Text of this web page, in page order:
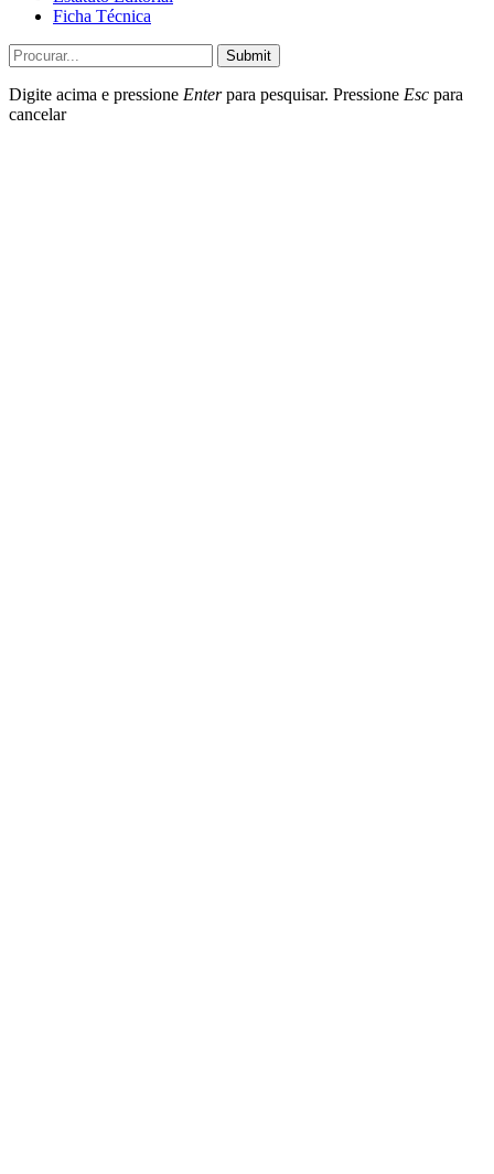
Ficha Técnica
Submit
Digite acima e pressione Enterpara pesquisar. Pressione Esc para
cancelar